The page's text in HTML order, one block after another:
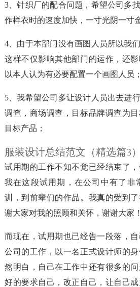
3、针织厂的配合问题，希望公司多
作样衣时的速度加快，一寸光阴一寸
4、由于本部门没有画图人员所以我
这样不仅影响其他部门的运作，还
以本人认为有必要配置一个画图人员；
5、我希望公司多让设计人员出去进
调查，商场调查，目标品牌调查为
目标产品；
服装设计总结范文（精选篇3）
试用期的工作不知不觉已经结束了，
我在这段试用期，在公司中有了非
训，到前辈们的作品。我真的受到
谢大家对我的照顾和关怀，谢谢大家！
而现在，试用期也已经告一段落，自
公司的工作，以一名正式设计师的
然明白，自己在工作中还有很多的
好的要求自己，改正自己，让自己成